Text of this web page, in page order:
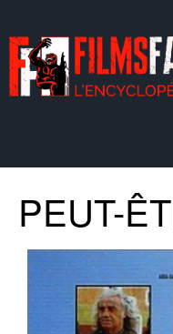
PEUT-